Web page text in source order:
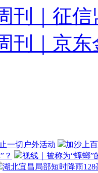
刊｜征
刊｜京东
一切户外活动
加沙上
？
视线｜被称为“蟑螂
湖北宜昌局部短时降雨